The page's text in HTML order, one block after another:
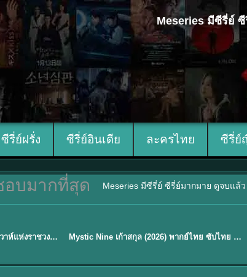
Meseries มีซีรี่ย์
ซีรี่ย์ฝรั่ง ซีรี่ย์อินเดีย ละครไทย ซีรี่ย์
บมากที่สุด Meseries มีซีรี่ย์ ซีรี่ย์มากมาย ดูจบแล้
Royal Betrothal (2026) สัญญาวิวาห์แห่งราชวงศ์ พากย์ไทย ซับไทย EP1-32 ★9 Mystic Nine เก้าสกุล (2026) พากย์ไทย ซับไทย EP.1-30